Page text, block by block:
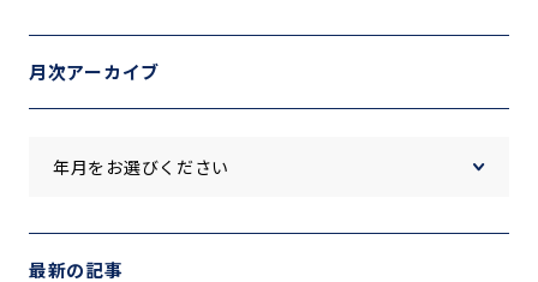
月次アーカイブ
最新の記事